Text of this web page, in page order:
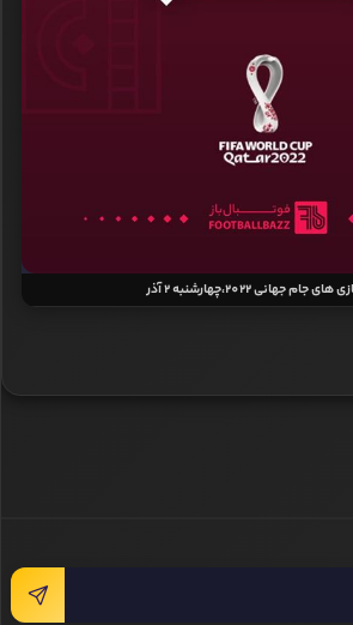
جام جهانی 2022،چهارشنبه 2 آذر